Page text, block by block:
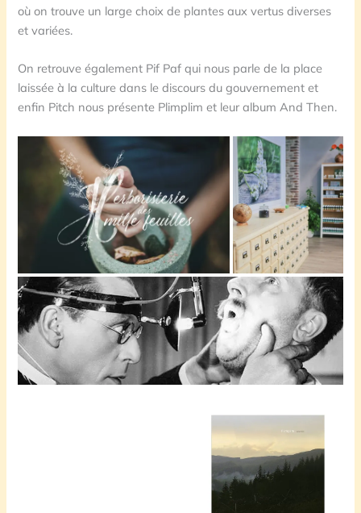
où on trouve un large choix de plantes aux vertus diverses
et variées.
On retrouve également Pif Paf qui nous parle de la place
laissée à la culture dans le discours du gouvernement et
enfin Pitch nous présente Plimplim et leur album And Then.